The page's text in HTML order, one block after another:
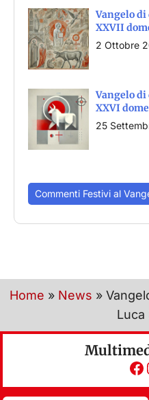
Vangelo di
XXVII
2 Ottobre
Vangelo
XXVI
25
Commenti Festivi al
Home » News »
Luca